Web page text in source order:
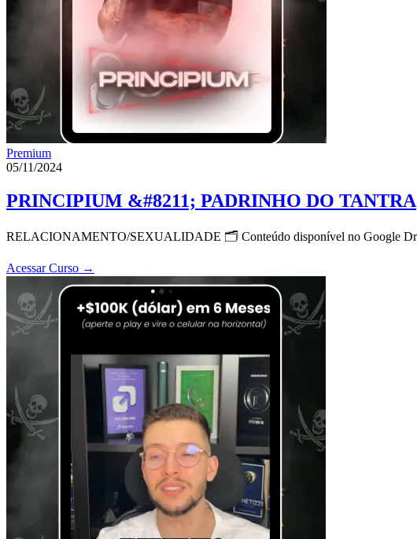
Premium
05/11/2024
PRINCIPIUM &#8211; PADRINHO DO TANTRA
RELACIONAMENTO/SEXUALIDADE 🗂 Conteúdo disponível no Google
Acessar Curso →